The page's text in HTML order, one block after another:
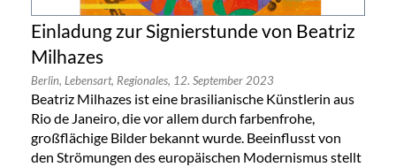
Einladung zur Signierstunde von Beatriz
Milhazes
Berlin, Lebensart, Regionales, 12. September 2023
Beatriz Milhazes ist eine brasilianische Künstlerin aus
Rio de Janeiro, die vor allem durch farbenfrohe,
großflächige Bilder bekannt wurde. Beeinflusst von
den Strömungen des europäischen Modernismus stellt